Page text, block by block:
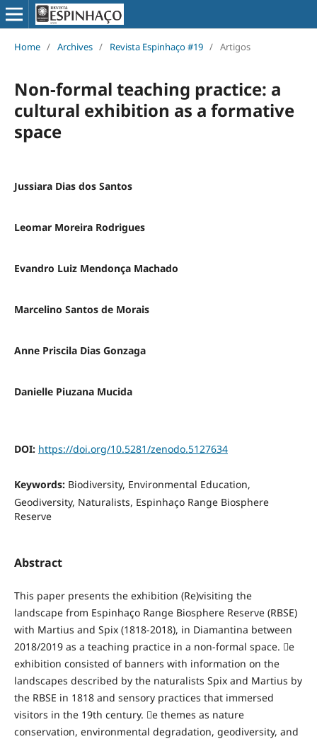
Home / Archives / Revista Espinhaço #19 / Artigos
Non-formal teaching practice: a
cultural exhibition as a formative
space
Jussiara Dias dos Santos
Leomar Moreira Rodrigues
Evandro Luiz Mendonça Machado
Marcelino Santos de Morais
Anne Priscila Dias Gonzaga
Danielle Piuzana Mucida
DOI: https://doi.org/10.5281/zenodo.5127634
Keywords: Biodiversity, Environmental Education,
Geodiversity, Naturalists, Espinhaço Range Biosphere
Reserve
Abstract
This paper presents the exhibition (Re)visiting the
landscape from Espinhaço Range Biosphere Reserve (RBSE)
with Martius and Spix (1818-2018), in Diamantina between
2018/2019 as a teaching practice in a non-formal space. e
exhibition consisted of banners with information on the
landscapes described by the naturalists Spix and Martius by
the RBSE in 1818 and sensory practices that immersed
visitors in the 19th century. e themes as nature
conservation, environmental degradation, geodiversity, and